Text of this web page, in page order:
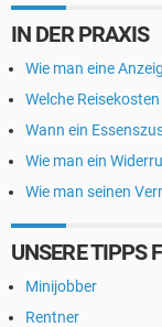
IN DER PRAXIS
Wie man eine
Welche
Wann ein
Wie man ein
Wie man seinen
UNSERE TIPPS
Minijobber
Rentner